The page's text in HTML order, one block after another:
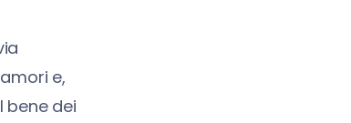
e,
bene dei